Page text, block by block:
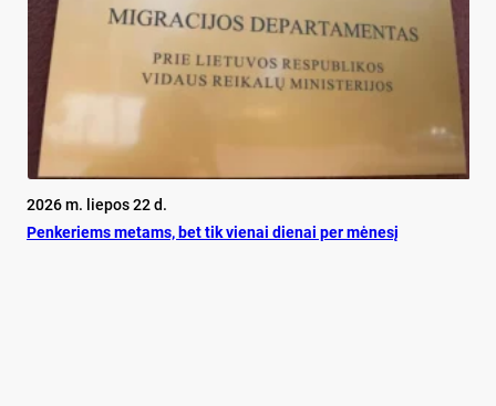
2026 m. liepos 22 d.
Pen­ke­riems me­tams, bet tik vie­nai die­nai per mė­ne­sį